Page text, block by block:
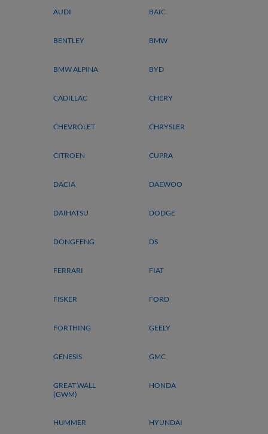
AUDI BAIC
BENTLEY BMW
BMW ALPINA BYD
CADILLAC CHERY
CHEVROLET CHRYSLER
CITROEN CUPRA
DACIA DAEWOO
DAIHATSU DODGE
DONGFENG DS
FERRARI FIAT
FISKER FORD
FORTHING GEELY
GENESIS GMC
GREAT WALL
(GWM)
HONDA
HUMMER HYUNDAI